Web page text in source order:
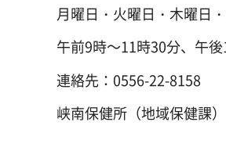
月曜日・火曜日・木曜日
午前9時～11時30分、午
連絡先：0556-22-8158
峡南保健所（地域保健課）